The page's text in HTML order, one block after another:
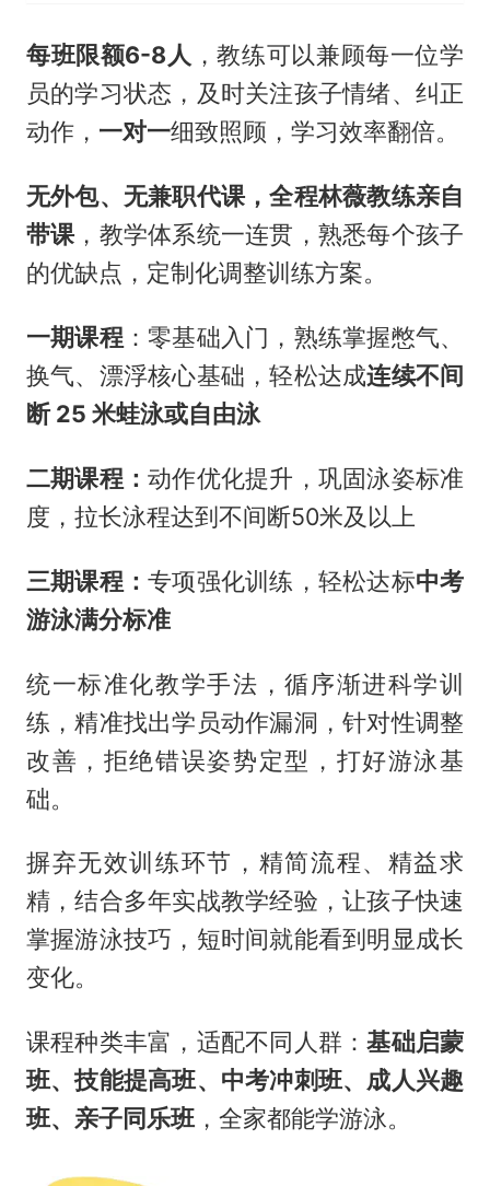
每班限额6-8人 ，教练可以兼顾每一位学
员的学习状态，及时关注孩子情绪、纠正
动作， 一对一细致照顾，学习效率翻倍。
无外包、无兼职代课，全程林薇教练亲自
带课 ，教学体系统一连贯，熟悉每个孩子
的优缺点，定制化调整训练方案。
一期课程：零基础入门，熟练掌握憋气、
换气、漂浮核心基础，轻松达成连续不间
断 25 米蛙泳或自由泳
二期课程：动作优化提升，巩固泳姿标准
度，拉长泳程达到不间断50米及以上
三期课程：专项强化训练，轻松达标中考
游泳满分标准
统一标准化教学手法，循序渐进科学训
练，精准找出学员动作漏洞，针对性调整
改善，拒绝错误姿势定型，打好游泳基
础。
摒弃无效训练环节，精简流程、精益求
精，结合多年实战教学经验，让孩子快速
掌握游泳技巧，短时间就能看到明显成长
变化。
课程种类丰富，适配不同人群：基础启蒙
班、技能提高班、中考冲刺班、成人兴趣
班、亲子同乐班，全家都能学游泳。